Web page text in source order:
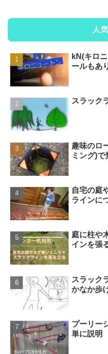
人
kN(キロ
ールもあ
スラック
趣味のロ
ミング)で
自宅の庭
ラインに
庭に柱や
インを張
スラック
かなか歩
プーリー
単に説明